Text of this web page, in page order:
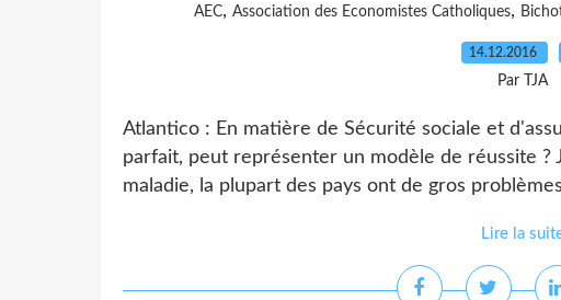
AEC, Association des Economistes Catholiques,
14.12.2016
Par TJA
Atlantico : En matière de Sécurité sociale et
parfait, peut représenter un modèle de réussite ?
maladie, la plupart des pays ont de gros
Lire la